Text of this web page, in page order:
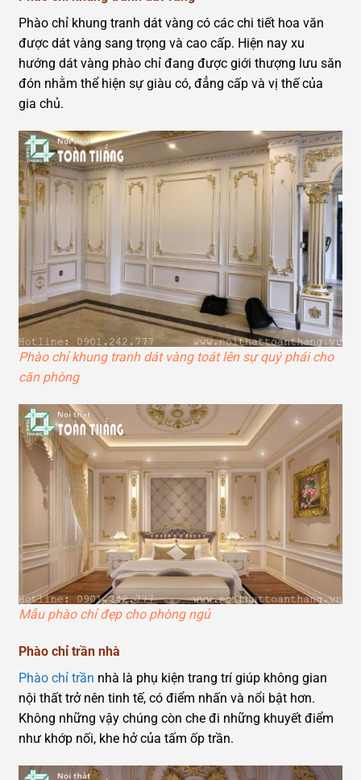
Phào chỉ khung tranh dát vàng có các chi tiết hoa văn
được dát vàng sang trọng và cao cấp. Hiện nay xu
hướng dát vàng phào chỉ đang được giới thượng lưu săn
đón nhằm thể hiện sự giàu có, đẳng cấp và vị thế của
gia chủ.
Phào chỉ khung tranh dát vàng toát lên sự quý phái cho
căn phòng
Mẫu phào chỉ đẹp cho phòng ngủ
Phào chỉ trần nhà
Phào chỉ trần nhà là phụ kiện trang trí giúp không gian
nội thất trở nên tinh tế, có điểm nhấn và nổi bật hơn.
Không những vậy chúng còn che đi những khuyết điểm
như khớp nối, khe hở của tấm ốp trần.